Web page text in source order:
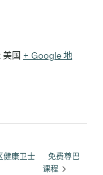
美国 + Google 地
健康卫士
免费尊巴
课程